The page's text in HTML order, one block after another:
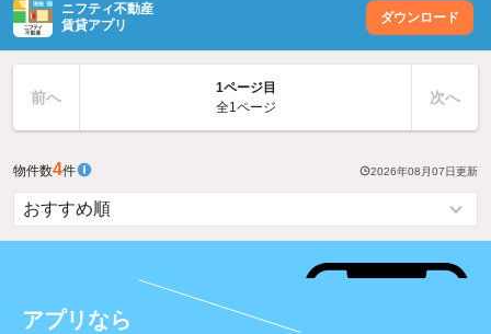
ニフティ不動産
賃貸アプリ
ダウンロード
前へ
1ページ目
全1ページ
次へ
物件数4件 2026年08月07日更新
アプリなら